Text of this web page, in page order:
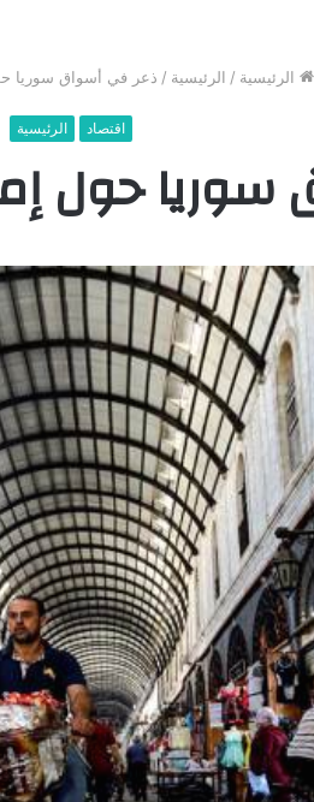
الرئيسية / الرئيسية / ذعر في أسواق سوريا
اقتصاد الرئيسية
حول